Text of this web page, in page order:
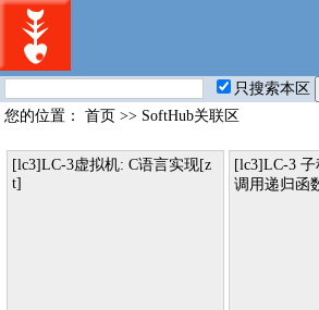
只搜索本区
您的位置：首页 >> SoftHub关联区
[lc3]LC-3虚拟机: C语言实现[z
t]
[lc3]LC-3
调用递归函